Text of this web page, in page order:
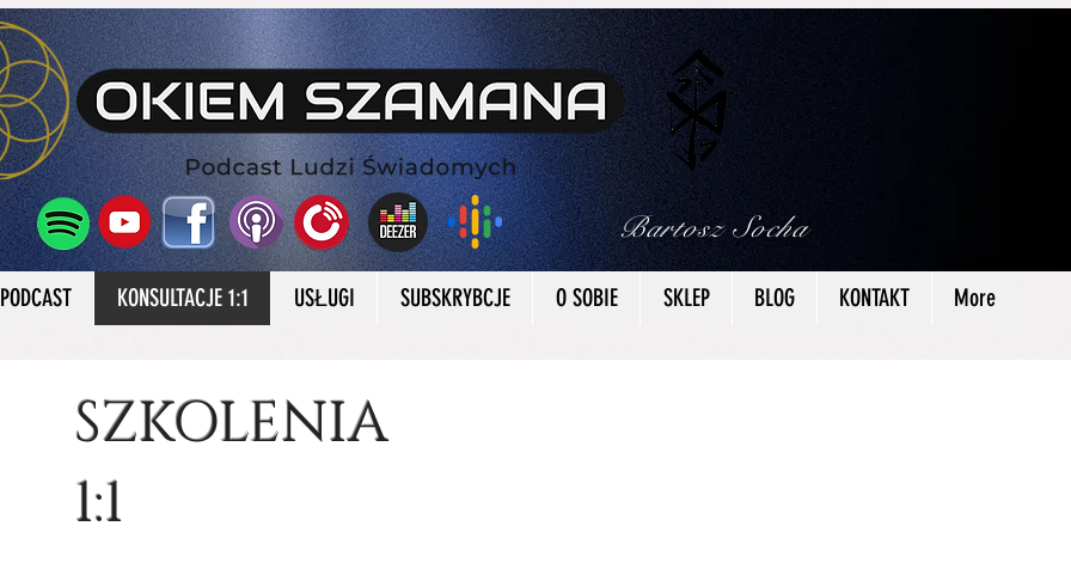
Services
Providing Everything You Need
SZKOLENIA
1:1
Bartosz Socha
PODCAST KONSULTACJE 1:1 USŁUGI SUBSKRYBCJE O SOBIE SKLEP BLOG KONTAKT More